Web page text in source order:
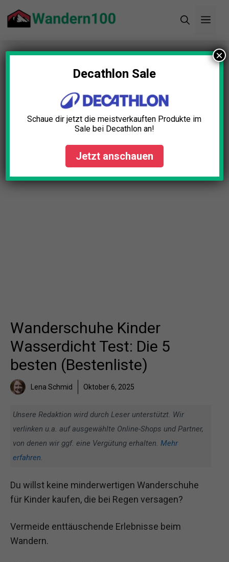
Inhalt
Startseite»Blog»Wanderschuhe Kinder
Wasserdicht Test: Die 5 besten (Bestenliste)
Wanderschuhe Kinder
Wasserdicht Test: Die 5
besten (Bestenliste)
Lena Schmid Oktober 6, 2025
Unsere Redaktion wird durch Leser unterstützt. Wir
verlinken u.a. auf ausgewählte Online-Shops und Partner,
von denen wir ggf. eine Vergütung erhalten. Mehr
erfahren.
Du willst keine minderwertigen Wanderschuhe
für Kinder kaufen, die bei Regen versagen?
Vermeide enttäuschende Erlebnisse beim
Wandern.
Decathlon Sale
Schaue dir jetzt die meistverkauften Produkte im
Sale bei Decathlon an!
Jetzt anschauen
×